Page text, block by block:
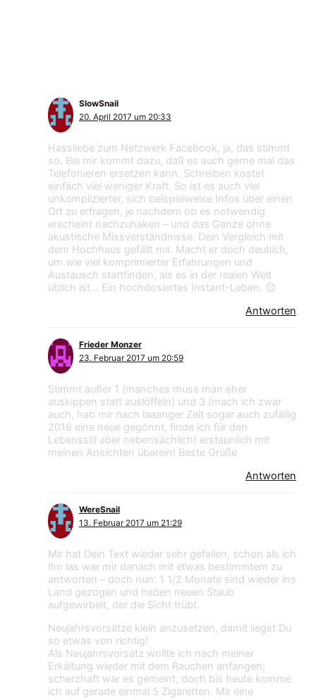
SlowSnail
20. April 2017 um 20:33
Hassliebe zum Netzwerk Facebook, ja, das stimmt
so. Bei mir kommt dazu, daß es auch gerne mal das
Telefonieren ersetzen kann. Schreiben kostet
einfach viel weniger Kraft. So ist es auch viel
unkomplizierter, sich beispielweise Infos über einen
Ort zu erfragen, je nachdem ob es notwendig
erscheint nachzuhaken – und das Ganze ohne
akustische Missverständnisse. Dein Vergleich mit
dem Hochhaus gefällt mir. Macht er doch deutlich,
um wie viel komprimierter Erfahrungen und
Austausch stattfinden, als es in der realen Welt
üblich ist… Ein hochdosiertes Instant-Leben. 😉
Antworten
Frieder Monzer
23. Februar 2017 um 20:59
Stimmt außer 1 (manches muss man eher
auskippen statt auslöffeln) und 3 (mach ich zwar
auch, hab mir nach laaanger Zeit sogar auch zufällig
2016 eine neue gegönnt, finde ich für den
Lebensstil aber nebensächlich) erstaunlich mit
meinen Ansichten überein! Beste Grüße
Antworten
WereSnail
13. Februar 2017 um 21:29
Mir hat Dein Text wieder sehr gefallen, schon als ich
ihn las war mir danach mit etwas bestimmtem zu
antworten – doch nun: 1 1/2 Monate sind wieder ins
Land gezogen und haben neuen Staub
aufgewirbelt, der die Sicht trübt.
Neujahrsvorsätze klein anzusetzen, damit liegst Du
so etwas von richtig!
Als Neujahrsvorsatz wollte ich nach meiner
Erkältung wieder mit dem Rauchen anfangen;
scherzhaft war es gemeint, doch bis heute komme
ich auf gerade einmal 5 Zigaretten. Mir eine